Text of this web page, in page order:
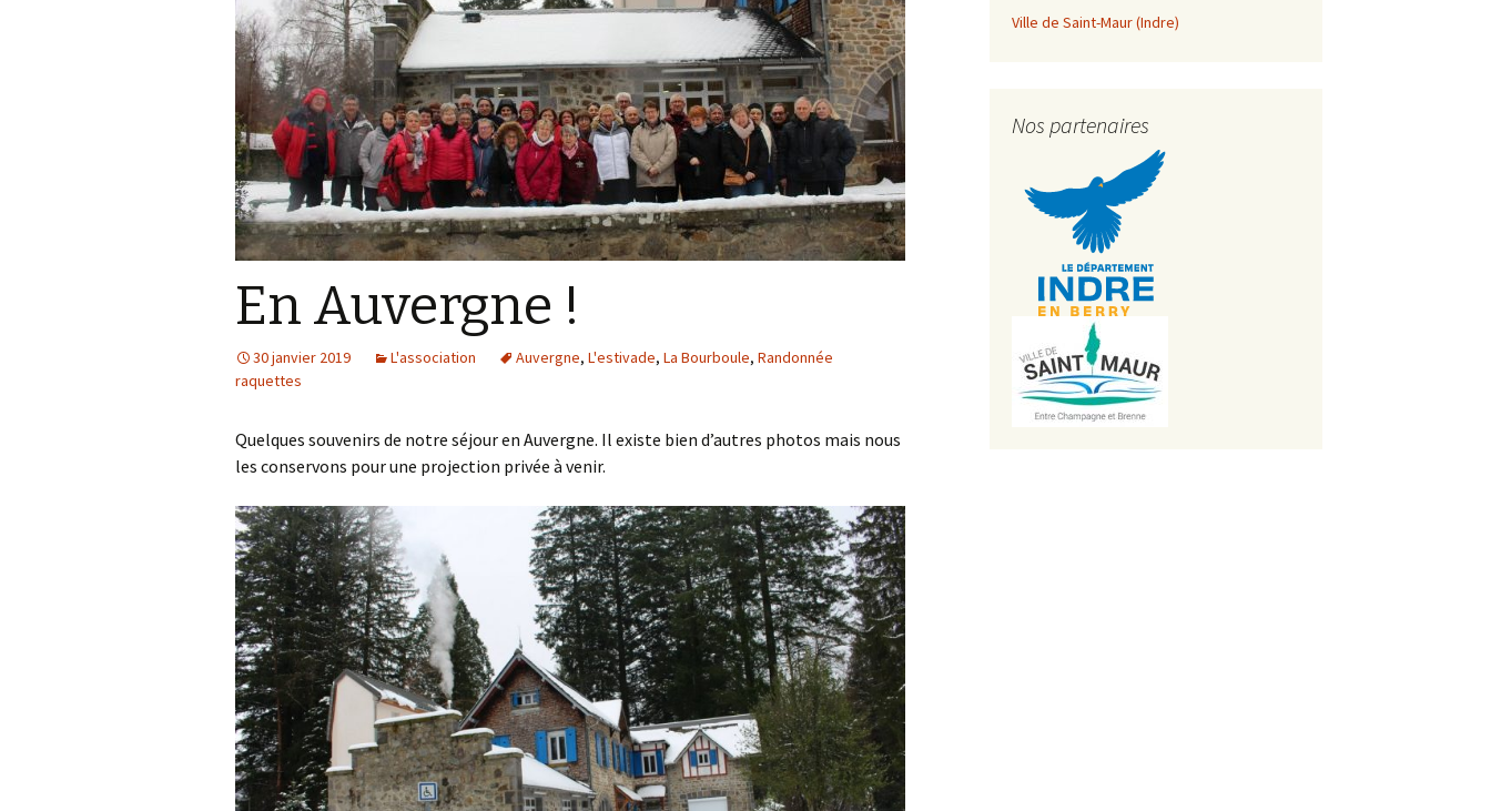
En Auvergne !
30 janvier 2019 L'association Auvergne, L'estivade, La Bourboule, Randonnée
raquettes
Quelques souvenirs de notre séjour en Auvergne. Il existe bien d’autres photos mais nous
les conservons pour une projection privée à venir.
Ville de Saint-Maur (Indre)
Nos partenaires